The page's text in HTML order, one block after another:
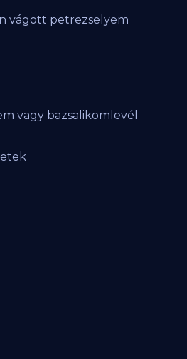
vágott petrezselyem
vagy bazsalikomlevél